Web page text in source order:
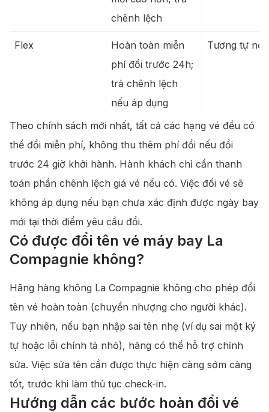
chênh lệch
Flex
Hoàn toàn miễn
phí đổi trước 24h;
trả chênh lệch
nếu áp dụng
Tương tự nội
Theo chính sách mới nhất, tất cả các hạng vé đều có
thể đổi miễn phí, không thu thêm phí đổi nếu đổi
trước 24 giờ khởi hành. Hành khách chỉ cần thanh
toán phần chênh lệch giá vé nếu có. Việc đổi vé sẽ
không áp dụng nếu bạn chưa xác định được ngày bay
mới tại thời điểm yêu cầu đổi.
Có được đổi tên vé máy bay La
Compagnie không?
Hãng hàng không La Compagnie không cho phép đổi
tên vé hoàn toàn (chuyển nhượng cho người khác).
Tuy nhiên, nếu bạn nhập sai tên nhẹ (ví dụ sai một ký
tự hoặc lỗi chính tả nhỏ), hãng có thể hỗ trợ chỉnh
sửa. Việc sửa tên cần được thực hiện càng sớm càng
tốt, trước khi làm thủ tục check-in.
Hướng dẫn các bước hoàn đổi vé